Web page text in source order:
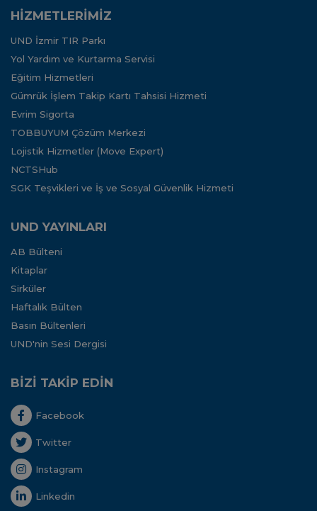
HİZMETLERİMİZ
UND İzmir TIR Parkı
Yol Yardım ve Kurtarma Servisi
Eğitim Hizmetleri
Gümrük İşlem Takip Kartı Tahsisi Hizmeti
Evrim Sigorta
TOBBUYUM Çözüm Merkezi
Lojistik Hizmetler (Move Expert)
NCTSHub
SGK Teşvikleri ve İş ve Sosyal Güvenlik Hizmeti
UND YAYINLARI
AB Bülteni
Kitaplar
Sirküler
Haftalık Bülten
Basın Bültenleri
UND'nin Sesi Dergisi
BİZİ TAKİP EDİN
Facebook
Twitter
Instagram
Linkedin